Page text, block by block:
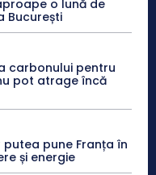
o lună de
București
carbonului pentru
pot atrage încă
putea pune Franța în
și energie